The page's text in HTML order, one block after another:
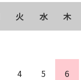
火 水 木
4 5 6